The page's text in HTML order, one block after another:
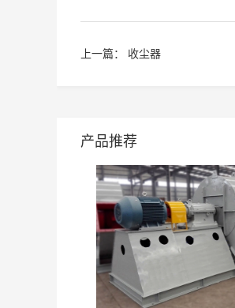
上一篇： 收尘器
产品推荐